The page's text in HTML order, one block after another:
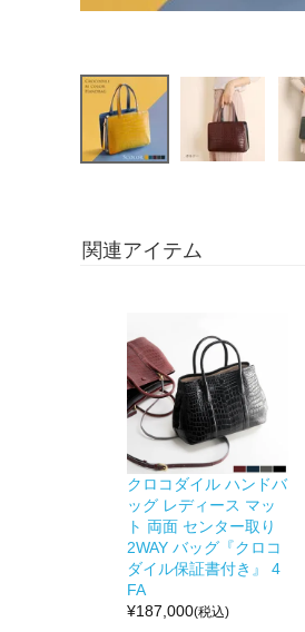
関連アイテム
クロコダイル ハンドバ
ッグ レディース マッ
ト 両面 センター取り
2WAY バッグ『クロコ
ダイル保証書付き』 4
FA
¥187,000(税込)